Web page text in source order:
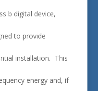
b digital device,
to provide
installation.- This
energy and, if